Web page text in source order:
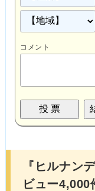
コメント
『ヒルナン
ビュー4,000